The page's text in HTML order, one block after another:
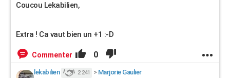
Coucou Lekabilien,
Extra ! Ca vaut bien un +1 :-D
Commenter 0
lekabilien 2 241 > Marjorie Gaulier